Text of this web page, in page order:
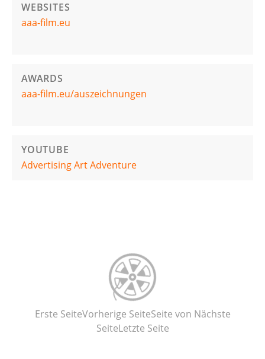
WEBSITES
aaa-film.eu
AWARDS
aaa-film.eu/auszeichnungen
YOUTUBE
Advertising Art Adventure
Erste SeiteVorherige SeiteSeite von Nächste
SeiteLetzte Seite